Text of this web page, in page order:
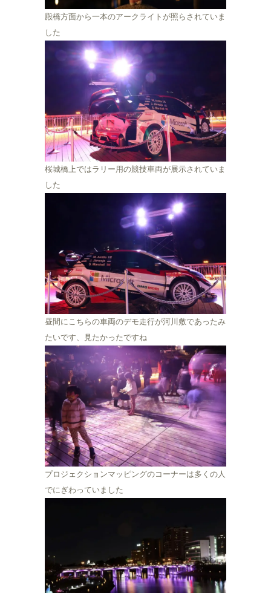
殿橋方面から一本のアークライトが照らされていま
した
桜城橋上ではラリー用の競技車両が展示されていま
した
昼間にこちらの車両のデモ走行が河川敷であったみ
たいです、見たかったですね
プロジェクションマッピングのコーナーは多くの人
でにぎわっていました